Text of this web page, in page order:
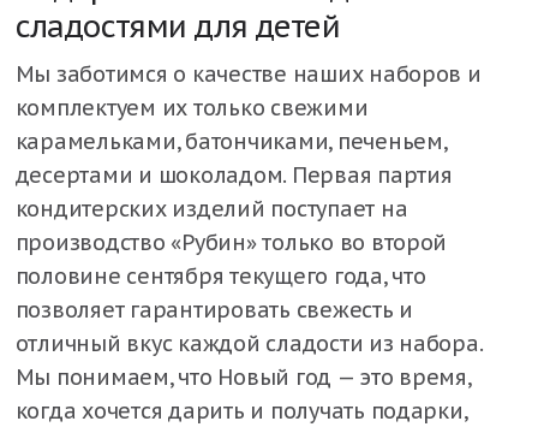
сладостями для детей
Мы заботимся о качестве наших наборов и
комплектуем их только свежими
карамельками, батончиками, печеньем,
десертами и шоколадом. Первая партия
кондитерских изделий поступает на
производство «Рубин» только во второй
половине сентября текущего года, что
позволяет гарантировать свежесть и
отличный вкус каждой сладости из набора.
Мы понимаем, что Новый год — это время,
когда хочется дарить и получать подарки,